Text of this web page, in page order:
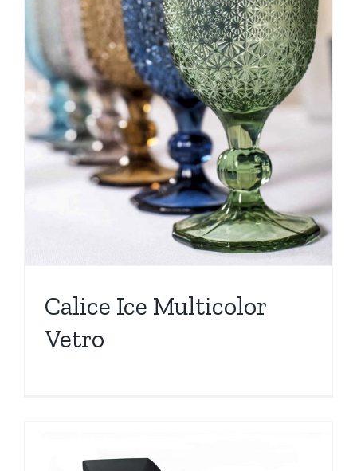
Calice Ice Multicolor
Vetro